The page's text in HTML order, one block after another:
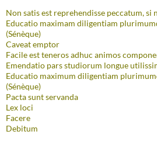
Non satis est reprehendisse peccatum, si
Educatio maximam diligentiam
(Sénèque)
Caveat emptor
Facile est teneros adhuc animos
Emendatio pars studiorum longue
Educatio maximum diligentiam
(Sénèque)
Pacta sunt servanda
Lex loci
Facere
Debitum